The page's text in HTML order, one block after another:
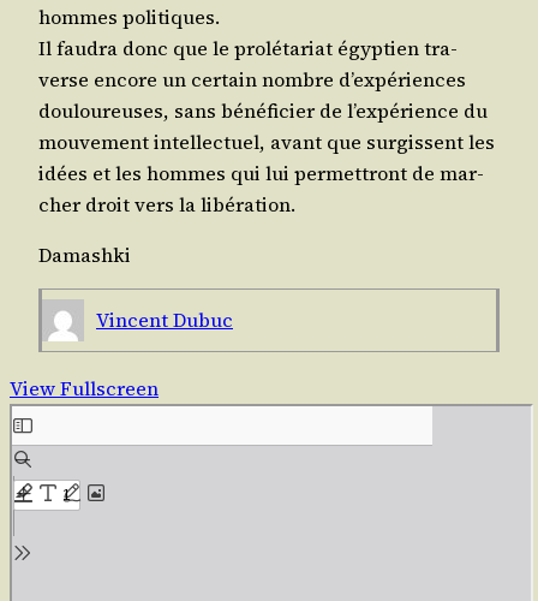
hommes politiques.
Il fau­dra donc que le pro­lé­ta­riat égyp­tien tra­
verse encore un cer­tain nombre d’ex­pé­riences
dou­lou­reuses, sans béné­fi­cier de l’ex­pé­rience du
mou­ve­ment intel­lec­tuel, avant que sur­gissent les
idées et les hommes qui lui per­met­tront de mar­
cher droit vers la libération.
Dama­sh­ki
Vincent Dubuc
View Fullscreen